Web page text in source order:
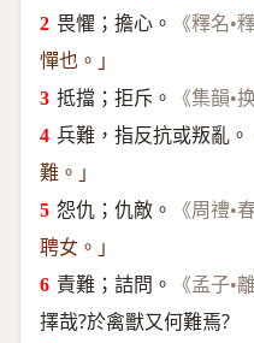
畏懼；擔心。 《釋名•
憚也。」
抵擋；拒斥。 《集韻•
兵難，指反抗或叛亂。
難。」
怨仇；仇敵。 《周禮•
聘女。」
責難；詰問。 《孟子•
擇哉?於禽獸又何難焉?